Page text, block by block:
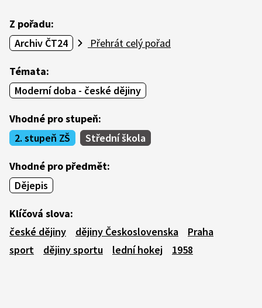
Z pořadu:
Archiv ČT24
Přehrát celý pořad
Témata:
Moderní doba - české dějiny
Vhodné pro stupeň:
2. stupeň ZŠ
Střední škola
Vhodné pro předmět:
Dějepis
Klíčová slova:
české dějiny
dějiny Československa
Praha
sport
dějiny sportu lední hokej 1958